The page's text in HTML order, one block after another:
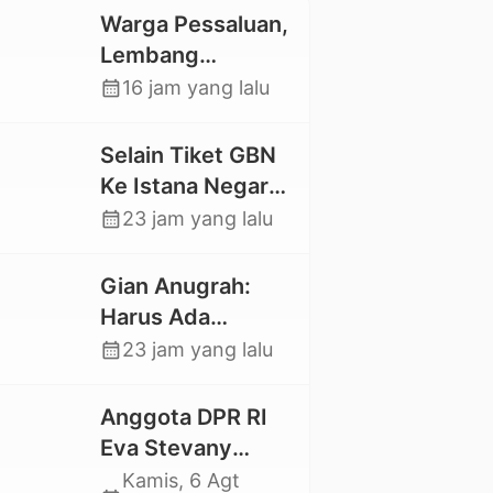
Warga Pessaluan,
Lembang
Gandangbatu
Jalan Kabupaten
calendar_month16 jam yang lalu
Selain Tiket GBN
Ke Istana Negara,
Mahasiswa UKI
juga Lolos ke
Pekan Seni
Mahasiswa
calendar_month23 jam yang lalu
Gian Anugrah:
Harus Ada
Kepastian Hukum
Agar Keluarga
tidak Larut dalam
Trauma dan
calendar_month23 jam yang lalu
Anggota DPR RI
Eva Stevany
Rataba Salurkan
Kamis, 6 Agt